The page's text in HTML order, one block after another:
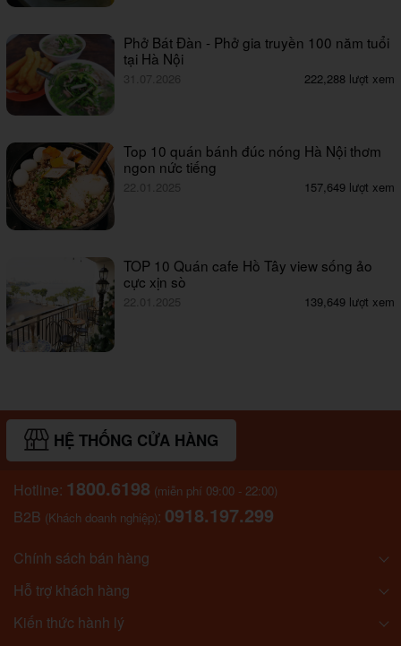
Phở Bát Đàn - Phở gia truyền 100 năm tuổi
tại Hà Nội
31.07.2026 222,288 lượt xem
Top 10 quán bánh đúc nóng Hà Nội thơm
ngon nức tiếng
22.01.2025 157,649 lượt xem
TOP 10 Quán cafe Hồ Tây view sống ảo
cực xịn sò
22.01.2025 139,649 lượt xem
HỆ THỐNG CỬA HÀNG
Hotline: 1800.6198 (miễn phí 09:00 - 22:00)
B2B (Khách doanh nghiệp): 0918.197.299
Chính sách bán hàng
Hỗ trợ khách hàng
Kiến thức hành lý